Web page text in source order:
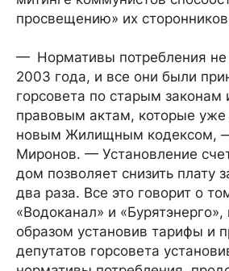
просвещению» их
— Нормативы потребления не
2003 года, и все они были
горсовета по старым законам
правовым актам, которые
новым Жилищным кодексом,
Миронов. — Установление
дом позволяет снизить плату
два раза. Все это говорит о
«Водоканал» и
образом установив тарифы и
депутатов горсовета